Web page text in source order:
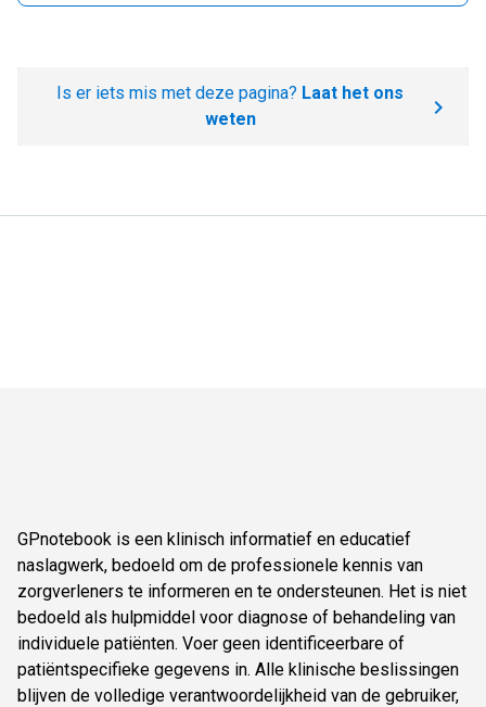
Is er iets mis met deze pagina? Laat het ons
weten
GPnotebook is een klinisch informatief en educatief
naslagwerk, bedoeld om de professionele kennis van
zorgverleners te informeren en te ondersteunen. Het is niet
bedoeld als hulpmiddel voor diagnose of behandeling van
individuele patiënten. Voer geen identificeerbare of
patiëntspecifieke gegevens in. Alle klinische beslissingen
blijven de volledige verantwoordelijkheid van de gebruiker,